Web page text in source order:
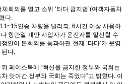
회의를 열고 소위 ‘타다 금지법’(여객자동차
다.
인승 차량을 빌리되, 6시간 이상 사용하
항만일 때만 사업자가 운전자를 알선할 수
안이 본회의를 통과하면 현재 ‘타다’가 운영
된다.
페이스북에 “혁신을 금지한 정부와 국회는
앗아간 정부와 국회는 죽었다”고 밝혔다. 이